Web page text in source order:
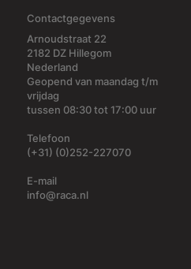
Contactgegevens
Arnoudstraat 22
2182 DZ Hillegom
Nederland
Geopend van maandag t/m
vrijdag
tussen 08:30 tot 17:00 uur
Telefoon
(+31) (0)252-227070
E-mail
info@raca.nl